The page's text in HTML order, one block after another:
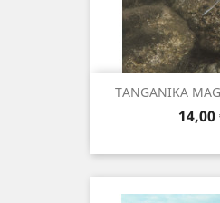
TANGANIKA
Prix
14,00